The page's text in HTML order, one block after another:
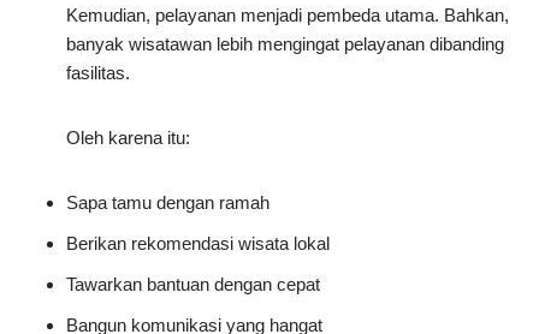
Kemudian, pelayanan menjadi pembeda utama. Bahkan,
banyak wisatawan lebih mengingat pelayanan dibanding
fasilitas.
Oleh karena itu:
Sapa tamu dengan ramah
Berikan rekomendasi wisata lokal
Tawarkan bantuan dengan cepat
Bangun komunikasi yang hangat